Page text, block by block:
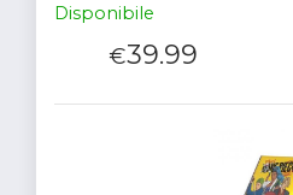
Disponibile
€39.99